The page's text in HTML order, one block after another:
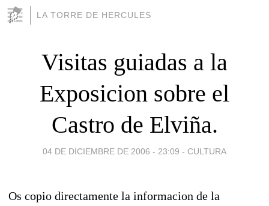
LA TORRE DE HERCULES
Visitas guiadas a la
Exposicion sobre el
Castro de Elviña.
04 DE DICIEMBRE DE 2006 - 23:09 - CULTURA
Os copio directamente la informacion de la